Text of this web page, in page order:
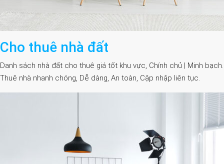
Cho thuê nhà đất
Danh sách nhà đất cho thuê giá tốt khu vực, Chính chủ | Minh bạch.
Thuê nhà nhanh chóng, Dễ dàng, An toàn, Cập nhập liên tục.